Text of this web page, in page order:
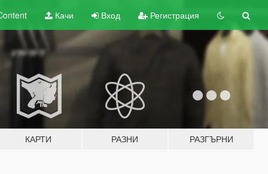
Качи Вход Регистрация
КАРТИ РАЗНИ РАЗГЪРНИ